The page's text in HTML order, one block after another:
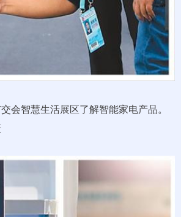
会智慧生活展区了解智能家电产品。